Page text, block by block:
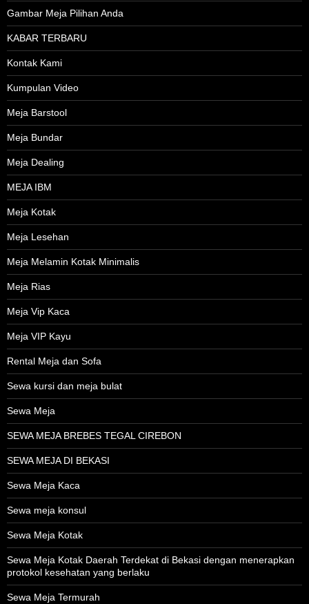
Gambar Meja Pilihan Anda
KABAR TERBARU
Kontak Kami
Kumpulan Video
Meja Barstool
Meja Bundar
Meja Dealing
MEJA IBM
Meja Kotak
Meja Lesehan
Meja Melamin Kotak Minimalis
Meja Rias
Meja Vip Kaca
Meja VIP Kayu
Rental Meja dan Sofa
Sewa kursi dan meja bulat
Sewa Meja
SEWA MEJA BREBES TEGAL CIREBON
SEWA MEJA DI BEKASI
Sewa Meja Kaca
Sewa meja konsul
Sewa Meja Kotak
Sewa Meja Kotak Daerah Terdekat di Bekasi dengan menerapkan
protokol kesehatan yang berlaku
Sewa Meja Termurah